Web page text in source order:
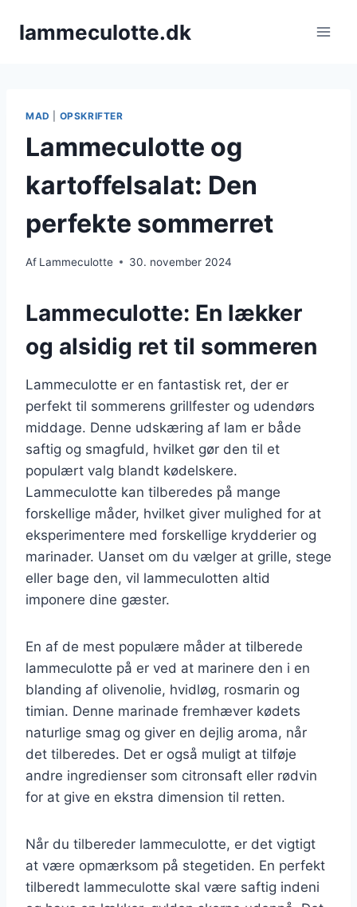
lammeculotte.dk
MAD OPSKRIFTER
Lammeculotte og
kartoffelsalat: Den
perfekte sommerret
Af Lammeculotte 30. november 2024
Lammeculotte: En lækker
og alsidig ret til sommeren
Lammeculotte er en fantastisk ret, der er
perfekt til sommerens grillfester og udendørs
middage. Denne udskæring af lam er både
saftig og smagfuld, hvilket gør den til et
populært valg blandt kødelskere.
Lammeculotte kan tilberedes på mange
forskellige måder, hvilket giver mulighed for at
eksperimentere med forskellige krydderier og
marinader. Uanset om du vælger at grille, stege
eller bage den, vil lammeculotten altid
imponere dine gæster.
En af de mest populære måder at tilberede
lammeculotte på er ved at marinere den i en
blanding af olivenolie, hvidløg, rosmarin og
timian. Denne marinade fremhæver kødets
naturlige smag og giver en dejlig aroma, når
det tilberedes. Det er også muligt at tilføje
andre ingredienser som citronsaft eller rødvin
for at give en ekstra dimension til retten.
Når du tilbereder lammeculotte, er det vigtigt
at være opmærksom på stegetiden. En perfekt
tilberedt lammeculotte skal være saftig indeni